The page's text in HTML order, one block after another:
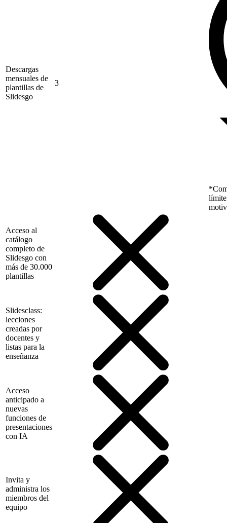
Descargas
mensuales de
plantillas de
Slidesgo
3
límite
Acceso al
catálogo
completo de
Slidesgo con
más de 30.000
plantillas
Slidesclass:
lecciones
creadas por
docentes y
listas para la
enseñanza
Acceso
anticipado a
nuevas
funciones de
presentaciones
con IA
Invita y
administra los
miembros del
equipo